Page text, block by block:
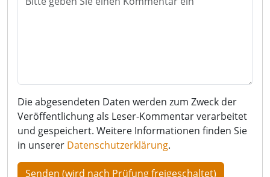
Die abgesendeten Daten werden zum Zweck der
Veröffentlichung als Leser-Kommentar verarbeitet
und gespeichert. Weitere Informationen finden Sie
in unserer Datenschutzerklärung.